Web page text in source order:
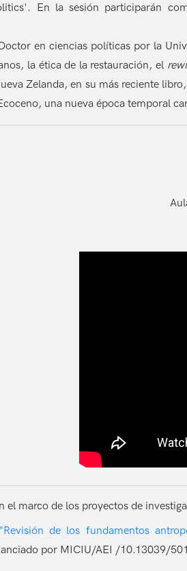
En la sesión participarán
en ciencias políticas por la
la ética de la restauración, el
Zelanda, en su más reciente libro,
una nueva época temporal
el marco de los proyectos de
de los fundamentos
por MICIU/AEI /10.13039/